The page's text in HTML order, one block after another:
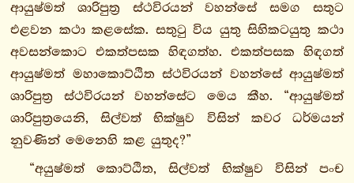
1.
මූලපණ්ණාසකො
2.
මජ්ඣිමපණ්ණාසකො
3.
උපරිපණ්ණාසකො
අන්තවග්ගො
ආයුෂ්මත් ශාරිපුත්‍ර ස්ථවිරයන් වහන්සේ සමග සතුට
එළවන කථා කළසේක. සතුටු විය යුතු සිහිකටයුතු කථා
අවසන්කොට එකත්පසක හිඳගත්හ. එකත්පසක හිඳගත්
ආයුෂ්මත් මහාකොට්ඨිත ස්ථවිරයන් වහන්සේ ආයුෂ්මත්
ශාරිපුත්‍ර ස්ථවිරයන් වහන්සේට මෙය කීහ. “ආයුෂ්මත්
ශාරිපුත්‍රයෙනි, සිල්වත් භික්ෂුව විසින් කවර ධර්මයන්
නුවණින් මෙනෙහි කළ යුතුද?”
“අයුෂ්මත් කොට්ඨිත, සිල්වත් භික්ෂුව විසින් පංච